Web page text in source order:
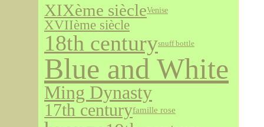
XIXème siècleVenise
XVIIème siècle
18th centurysnuff bottle
Blue and White
Ming Dynasty
17th centuryfamille rose